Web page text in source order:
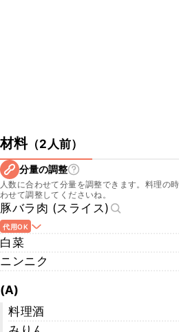
材料（2人前）
分量の調整
人数に合わせて分量を調整できます。料理の
わせて調整してくださいね。
豚バラ肉 (スライス)
代用OK
白菜
ニンニク
(A)
料理酒